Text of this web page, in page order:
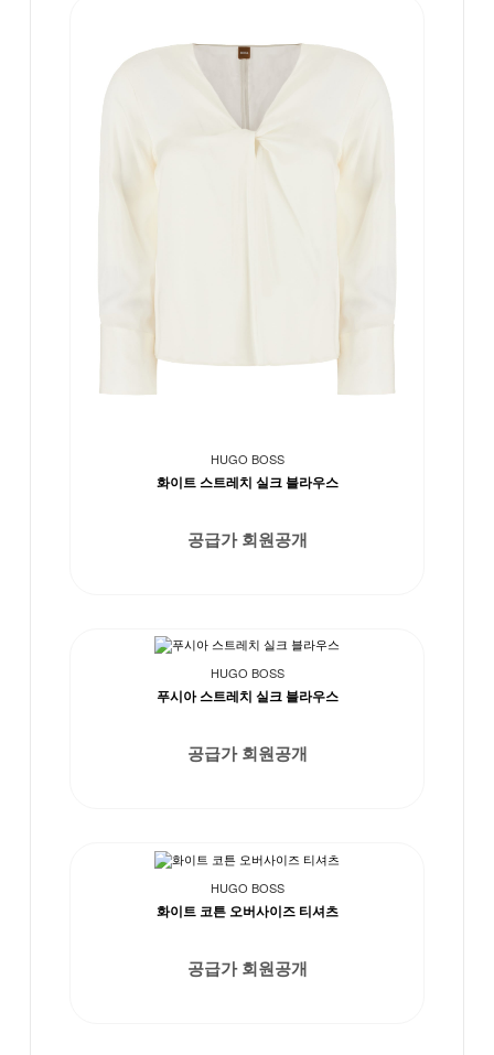
HUGO BOSS
화이트 스트레치 실크 블라우스
공급가 회원공개
HUGO BOSS
푸시아 스트레치 실크 블라우스
공급가 회원공개
HUGO BOSS
화이트 코튼 오버사이즈 티셔츠
공급가 회원공개